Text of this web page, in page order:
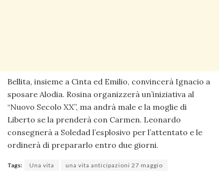
Bellita, insieme a Cinta ed Emilio, convincerà Ignacio a
sposare Alodia. Rosina organizzerà un’iniziativa al
“Nuovo Secolo XX”, ma andrà male e la moglie di
Liberto se la prenderà con Carmen. Leonardo
consegnerà a Soledad l’esplosivo per l’attentato e le
ordinerà di prepararlo entro due giorni.
Tags: Una vita una vita anticipazioni 27 maggio